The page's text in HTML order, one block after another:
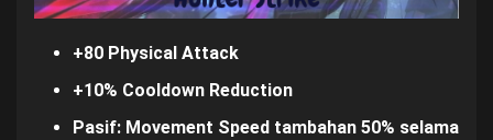
+80 Physical Attack
+10% Cooldown Reduction
Pasif: Movement Speed tambahan 50% selama